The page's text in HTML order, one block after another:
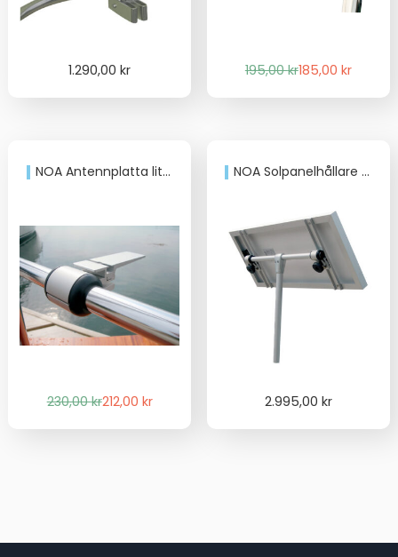
1.290,00kr 195,00krDet
185,00 kr
Det
NOA Antennplatta liten, Allround
230,00krDet
212,00 kr
Det
NOA Solpanelhållare vridbar
2.995,00 kr